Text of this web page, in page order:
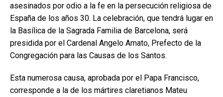
asesinados por odio a la fe en la persecución religiosa de
España de los años 30. La celebración, que tendrá lugar en
la Basílica de la Sagrada Familia de Barcelona, será
presidida por el Cardenal Angelo Amato, Prefecto de la
Congregación para las Causas de los Santos.
Esta numerosa causa, aprobada por el Papa Francisco,
corresponde a la de los mártires claretianos Mateu